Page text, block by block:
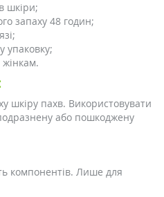
шкіри;
запаху 48 годин;
упаковку;
жінкам.
шкіру пахв. Використовувати
або пошкоджену
компонентів. Лише для